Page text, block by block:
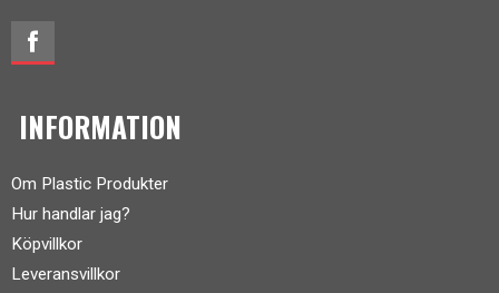
INFORMATION
Om Plastic Produkter
Hur handlar jag?
Köpvillkor
Leveransvillkor